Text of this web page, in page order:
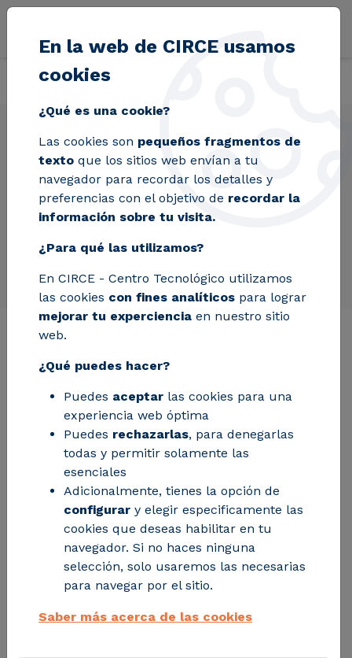
Pasar al contenido principal
Perfil del contratante
Perfil del contratante
Licitaciones activa
Licitaciones finalizadas
PC-2025-2266 HOMOLOGACIÓN
DE PROVEEDORES PARA LA
PRESTACIÓN DEL SERVICIO DE
AUDITORÍA DE PROYECTOS
PÚBLICOS
Referencia:PC-2025-2266
En la web de CIRCE usamos
cookies
¿Qué es una cookie?
Las cookies son pequeños fragmentos de
texto que los sitios web envían a tu
navegador para recordar los detalles y
preferencias con el objetivo de recordar la
información sobre tu visita.
¿Para qué las utilizamos?
En CIRCE - Centro Tecnológico utilizamos
las cookies con fines analíticos para lograr
mejorar tu experciencia en nuestro sitio
web.
¿Qué puedes hacer?
Puedes aceptar las cookies para una
experiencia web óptima
Puedes rechazarlas, para denegarlas
todas y permitir solamente las
esenciales
Adicionalmente, tienes la opción de
configurar y elegir especificamente las
cookies que deseas habilitar en tu
navegador. Si no haces ninguna
selección, solo usaremos las necesarias
para navegar por el sitio.
Saber más acerca de las cookies